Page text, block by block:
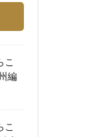
こ
編
こ